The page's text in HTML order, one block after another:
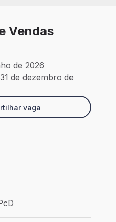
Vendas
de 2026
de dezembro de
vaga
- SP